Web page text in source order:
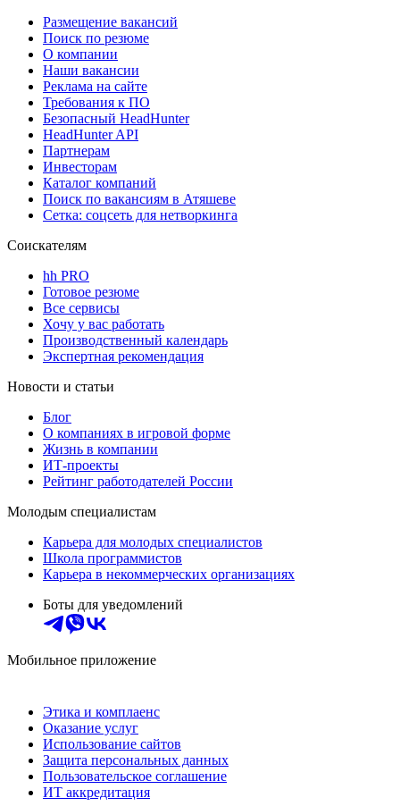
Размещение вакансий
Поиск по резюме
О компании
Наши вакансии
Реклама на сайте
Требования к ПО
Безопасный HeadHunter
HeadHunter API
Партнерам
Инвесторам
Каталог компаний
Поиск по вакансиям в Атяшеве
Сетка: соцсеть для нетворкинга
Соискателям
hh PRO
Готовое резюме
Все сервисы
Хочу у вас работать
Производственный календарь
Экспертная рекомендация
Новости и статьи
Блог
О компаниях в игровой форме
Жизнь в компании
ИТ-проекты
Рейтинг работодателей России
Молодым специалистам
Карьера для молодых специалистов
Школа программистов
Карьера в некоммерческих организациях
Боты для уведомлений
Мобильное приложение
Этика и комплаенс
Оказание услуг
Использование сайтов
Защита персональных данных
Пользовательское соглашение
ИТ аккредитация